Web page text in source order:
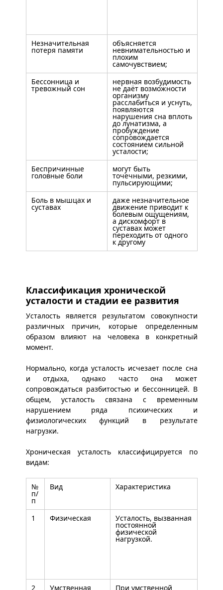
Незначительная
потеря памяти
объясняется
невнимательностью и
плохим
самочувствием;
Бессонница и
тревожный сон
нервная возбудимость
не даёт возможности
организму
расслабиться и уснуть,
появляются
нарушения сна вплоть
до лунатизма, а
пробуждение
сопровождается
состоянием сильной
усталости;
Беспричинные
головные боли
могут быть
точечными, резкими,
пульсирующими;
Боль в мышцах и
суставах
даже незначительное
движение приводит к
болевым ощущениям,
а дискомфорт в
суставах может
переходить от одного
к другому
Классификация хронической
усталости и стадии ее развития
Усталость является результатом совокупности
различных причин, которые определенным
образом влияют на человека в конкретный
момент.
Нормально, когда усталость исчезает после сна
и отдыха, однако часто она может
сопровождаться разбитостью и бессонницей. В
общем, усталость связана с временным
нарушением ряда психических и
физиологических функций в результате
нагрузки.
Хроническая усталость классифицируется по
видам:
№
п/
п
Вид Характеристика
1 Физическая Усталость, вызванная
постоянной
физической
нагрузкой.
2 Умственная При умственной